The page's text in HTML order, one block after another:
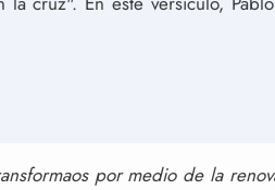
por medio de la